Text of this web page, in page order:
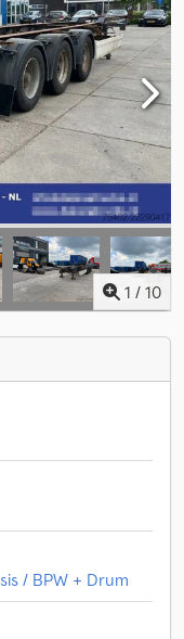
1 / 10
/ BPW + Drum